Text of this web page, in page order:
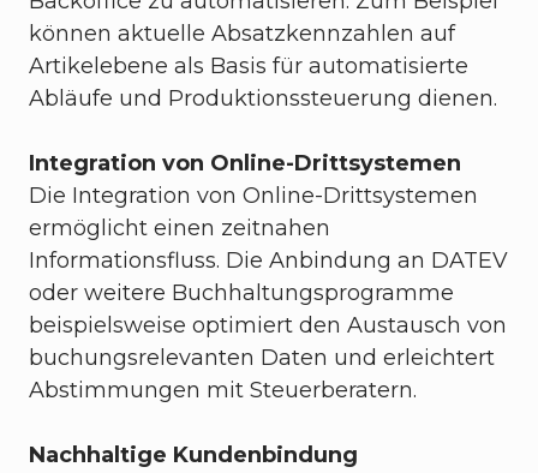
können aktuelle Absatzkennzahlen auf
Artikelebene als Basis für automatisierte
Abläufe und Produktionssteuerung dienen.
Integration von Online-Drittsystemen
Die Integration von Online-Drittsystemen
ermöglicht einen zeitnahen
Informationsfluss. Die Anbindung an DATEV
oder weitere Buchhaltungsprogramme
beispielsweise optimiert den Austausch von
buchungsrelevanten Daten und erleichtert
Abstimmungen mit Steuerberatern.
Nachhaltige Kundenbindung